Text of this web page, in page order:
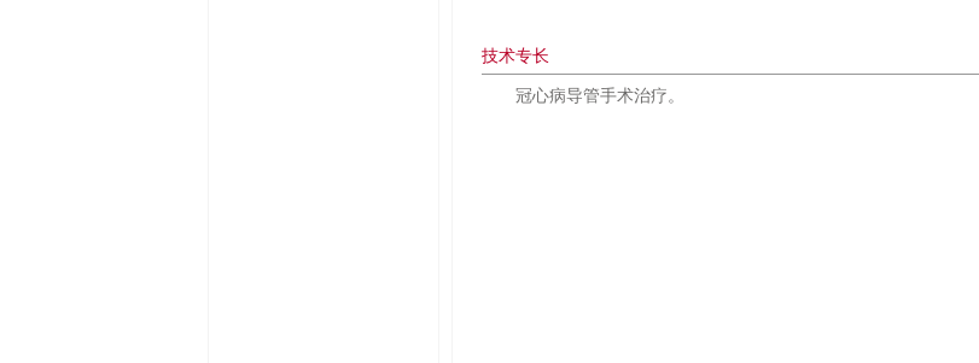
技术专长
冠心病导管手术治疗。